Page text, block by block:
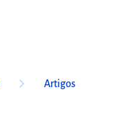
keyboard_arrow_right Artigos